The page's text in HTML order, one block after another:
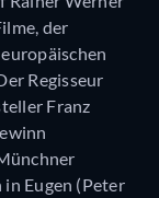
der
Regisseur
Franz
Eugen (Peter